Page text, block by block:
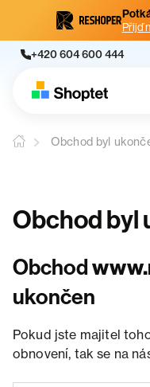
Přijď
+420 604 600 444
Obchod byl
Obchod byl
Obchod
ukončen
Pokud jste majitel
obnovení, tak se na